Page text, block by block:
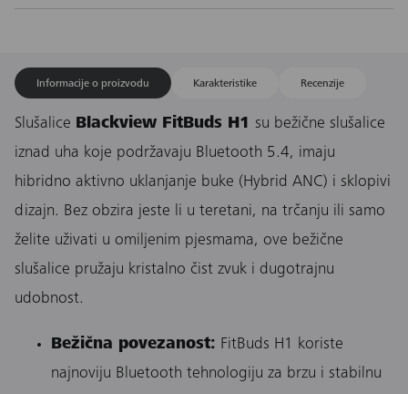
Informacije o proizvodu Karakteristike Recenzije
Slušalice Blackview FitBuds H1 su bežične slušalice
iznad uha koje podržavaju Bluetooth 5.4, imaju
hibridno aktivno uklanjanje buke (Hybrid ANC) i sklopivi
dizajn. Bez obzira jeste li u teretani, na trčanju ili samo
želite uživati u omiljenim pjesmama, ove bežične
slušalice pružaju kristalno čist zvuk i dugotrajnu
udobnost.
Bežična povezanost: FitBuds H1 koriste
najnoviju Bluetooth tehnologiju za brzu i stabilnu